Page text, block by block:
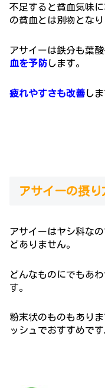
不足すると貧血気味に
の貧血とは別物となり
アサイーは鉄分も葉
血を予防します。
疲れやすさも改善しま
アサイーの摂り
アサイーはヤシ科な
どありません。
どんなものにでもあ
す。
粉末状のものもあり
ッシュでおすすめです